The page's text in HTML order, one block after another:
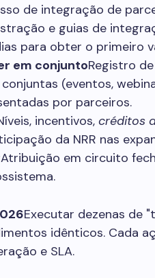
de integração de
e guias de
para obter o primeiro
em conjuntoRegistro
(eventos,
por parceiros.
incentivos, créditos
da NRR nas
Atribuição em circuito
Executar dezenas de
idênticos. Cada
e SLA.